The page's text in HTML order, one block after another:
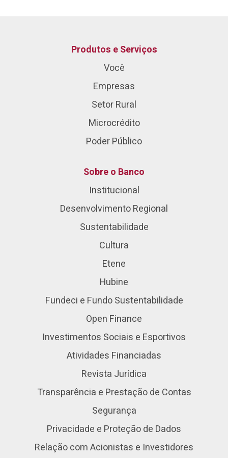
Produtos e Serviços
Você
Empresas
Setor Rural
Microcrédito
Poder Público
Sobre o Banco
Institucional
Desenvolvimento Regional
Sustentabilidade
Cultura
Etene
Hubine
Fundeci e Fundo Sustentabilidade
Open Finance
Investimentos Sociais e Esportivos
Atividades Financiadas
Revista Jurídica
Transparência e Prestação de Contas
Segurança
Privacidade e Proteção de Dados
Relação com Acionistas e Investidores